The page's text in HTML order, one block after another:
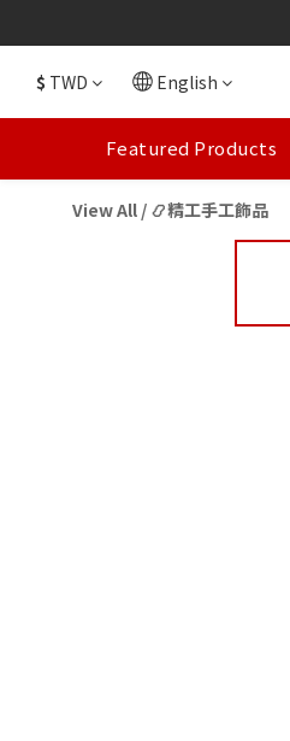
$ TWD English
Featured Products
View All / 📿精工手工飾品